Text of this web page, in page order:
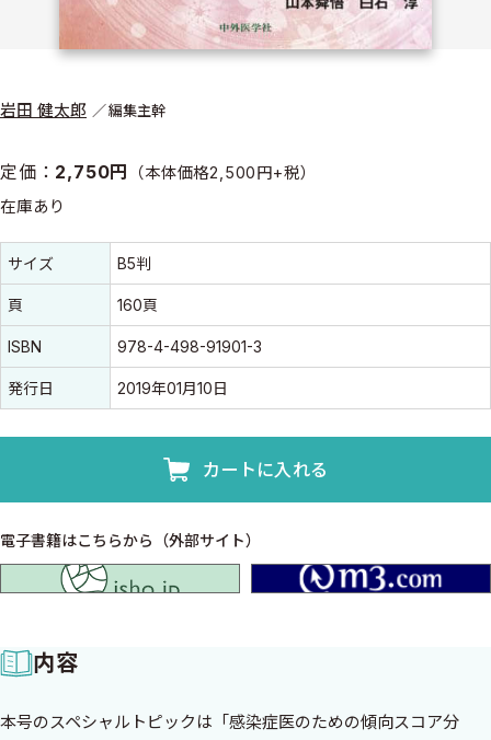
岩田 健太郎 編集主幹
定価： 2,750円 （本体価格2,500円+税）
在庫あり
書誌情報
書誌情報
サイズ B5判
頁 160頁
ISBN 978-4-498-91901-3
発行日 2019年01月10日
カートに入れる
電子書籍はこちらから（外部サイト）
内容
本号のスペシャルトピックは「感染症医のための傾向スコア分